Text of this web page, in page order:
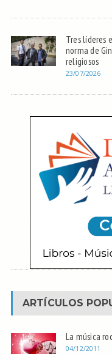
Tres líderes
norma de
religiosos
23/07/2026
ARTÍCULOS
La música
04/12/2011